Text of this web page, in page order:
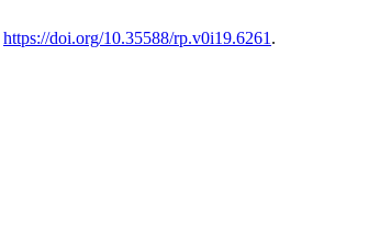
https://doi.org/10.35588/rp.v0i19.6261 .